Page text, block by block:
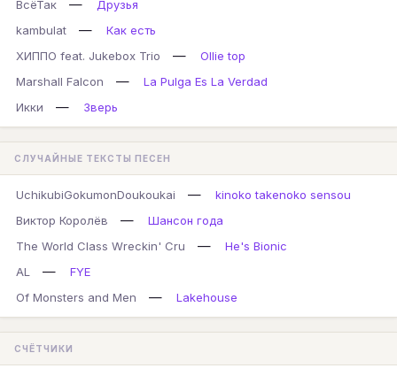
ВсёТак —
Друзья
kambulat
—
Как есть
ХИППО feat. Jukebox Trio
—
Ollie top
Marshall Falcon
—
La Pulga Es La Verdad
Икки
— Зверь
СЛУЧАЙНЫЕ ТЕКСТЫ ПЕСЕН
UchikubiGokumonDoukoukai —
kinoko takenoko sensou
Виктор Королёв
—
Шансон года
The World Class Wreckin' Cru
—
He's Bionic
AL
—
FYE
Of Monsters and Men
— Lakehouse
СЧЁТЧИКИ